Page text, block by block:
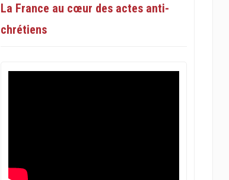
La France au cœur des actes anti-
chrétiens